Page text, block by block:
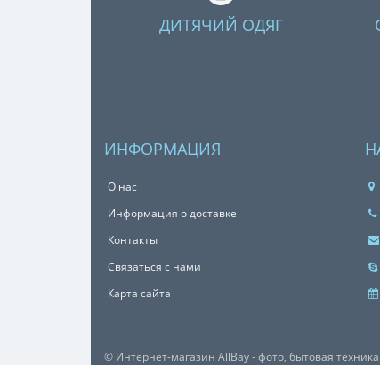
ДИТЯЧИЙ ОДЯГ
ИНФОРМАЦИЯ
О нас
Информация о доставке
Контакты
Связаться с нами
Карта сайта
© Интернет-магазин AllBay - фото, бытовая